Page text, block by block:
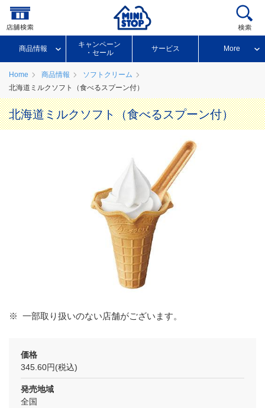
商品情報
キャンペーン
・セール
サービス More
Home 商品情報
ソフトクリーム
北海道ミルクソフト（食べるスプーン付）
北海道ミルクソフト（食べるスプーン付）
※ 一部取り扱いのない店舗がございます。
価格
345.60円(税込)
発売地域
全国